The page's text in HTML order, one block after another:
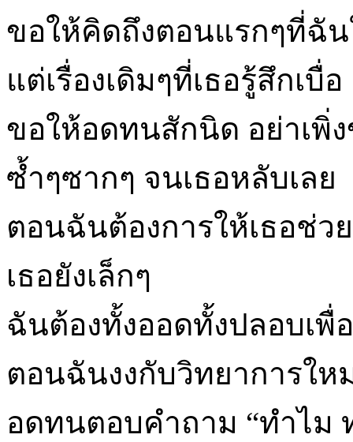
ขอให้คิดถึงตอนแรกๆที่ฉั
แต่เรื่องเดิมๆที่เธอรู้สึกเบื่อ
ขอให้อดทนสักนิด อย่าเพิ่
ซ้ำๆซากๆ จนเธอหลับเลย
ตอนฉันต้องการให้เธอช่ว
เธอยังเล็กๆ
ฉันต้องทั้งออดทั้งปลอบเพื่
ตอนฉันงงกับวิทยาการให
อดทนตอบคำถาม “ทำไม